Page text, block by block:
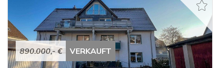
890.000,- € VERKAUFT